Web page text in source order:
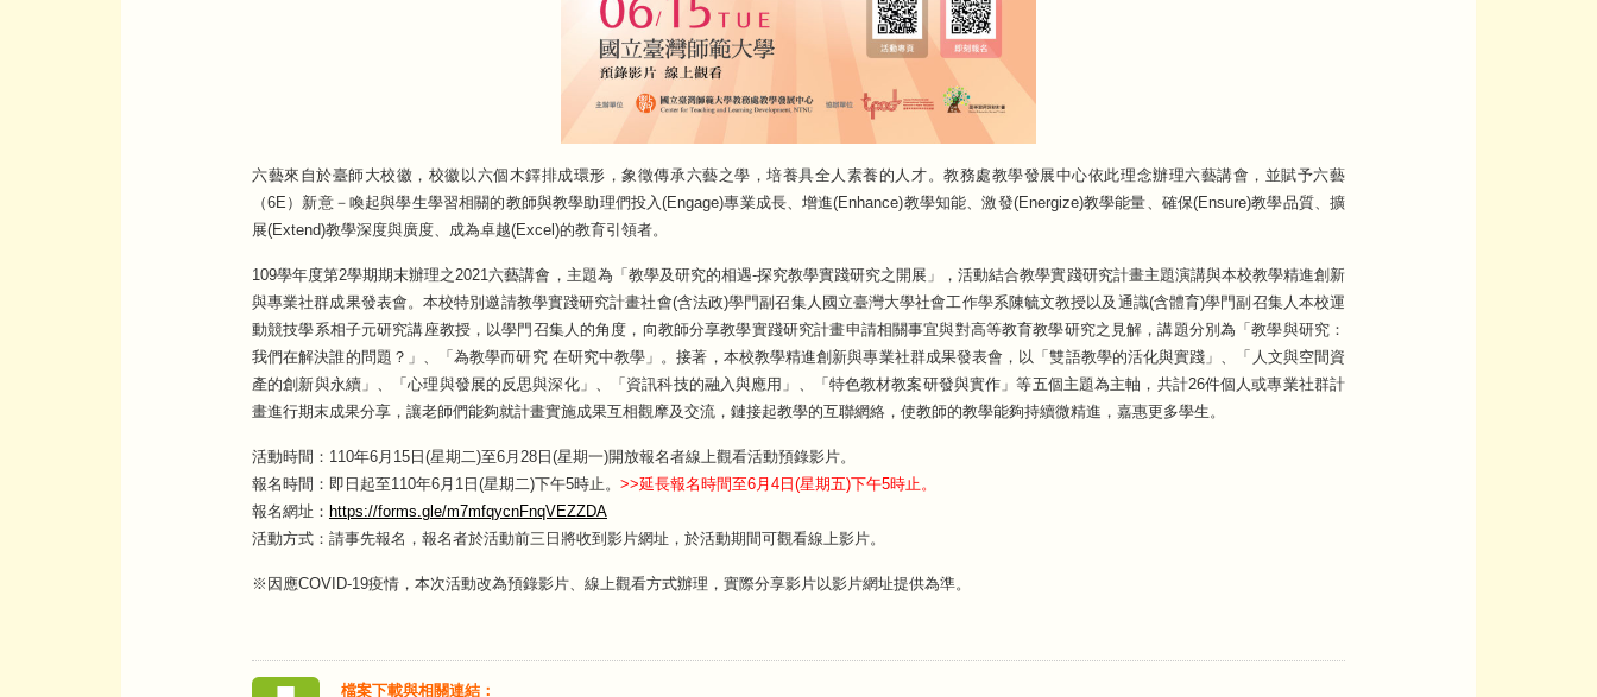
六藝來自於臺師大校徽，校徽以六個木鐸排成環形，象徵傳承六藝之學，培養具全人素養的人才。教務處教學發展中心依此理念辦理六藝講會，並賦予六藝
（6E）新意－喚起與學生學習相關的教師與教學助理們投入(Engage)專業成長、增進(Enhance)教學知能、激發(Energize)教學能量、確保(Ensure)教學品質、擴
展(Extend)教學深度與廣度、成為卓越(Excel)的教育引領者。
109學年度第2學期期末辦理之2021六藝講會，主題為「教學及研究的相遇-探究教學實踐研究之開展」，活動結合教學實踐研究計畫主題演講與本校教學精進創新
與專業社群成果發表會。本校特別邀請教學實踐研究計畫社會(含法政)學門副召集人國立臺灣大學社會工作學系陳毓文教授以及通識(含體育)學門副召集人本校運
動競技學系相子元研究講座教授，以學門召集人的角度，向教師分享教學實踐研究計畫申請相關事宜與對高等教育教學研究之見解，講題分別為「教學與研究：
我們在解決誰的問題？」、「為教學而研究 在研究中教學」。接著，本校教學精進創新與專業社群成果發表會，以「雙語教學的活化與實踐」、「人文與空間資
產的創新與永續」、「心理與發展的反思與深化」、「資訊科技的融入與應用」、「特色教材教案研發與實作」等五個主題為主軸，共計26件個人或專業社群計
畫進行期末成果分享，讓老師們能夠就計畫實施成果互相觀摩及交流，鏈接起教學的互聯網絡，使教師的教學能夠持續微精進，嘉惠更多學生。
活動時間：110年6月15日(星期二)至6月28日(星期一)開放報名者線上觀看活動預錄影片。
報名時間：即日起至110年6月1日(星期二)下午5時止。 >>延長報名時間至6月4日(星期五)下午5時止。
報名網址： https://forms.gle/m7mfqycnFnqVEZZDA
活動方式：請事先報名，報名者於活動前三日將收到影片網址，於活動期間可觀看線上影片。
※因應COVID-19疫情，本次活動改為預錄影片、線上觀看方式辦理，實際分享影片以影片網址提供為準。
檔案下載與相關連結：